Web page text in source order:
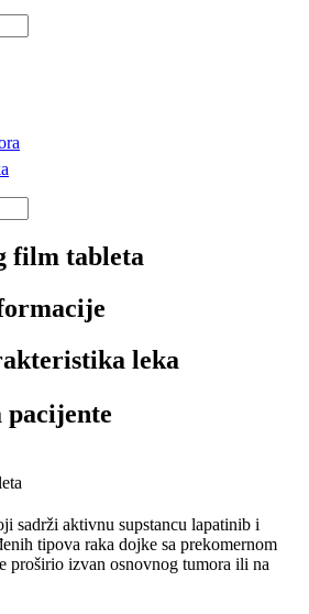
film tableta
leka
pacijente
sadrži aktivnu supstancu lapatinib i
tipova raka dojke sa prekomernom
proširio izvan osnovnog tumora ili na